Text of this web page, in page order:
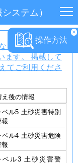
ステム）
操作方法
×
どの気象情報は
ます。 掲載して
てご利用くださ
え後の情報
ベル5 土砂災害特別
報
ベル4 土砂災害危険
報
ベル3 土砂災害警